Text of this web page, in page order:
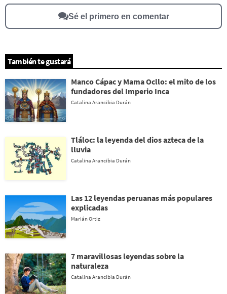
Otro
Sé el primero en comentar
También te gustará
Manco Cápac y Mama Ocllo: el mito de los
fundadores del Imperio Inca
Catalina Arancibia Durán
Tláloc: la leyenda del dios azteca de la
lluvia
Catalina Arancibia Durán
Las 12 leyendas peruanas más populares
explicadas
Marián Ortiz
7 maravillosas leyendas sobre la
naturaleza
Catalina Arancibia Durán